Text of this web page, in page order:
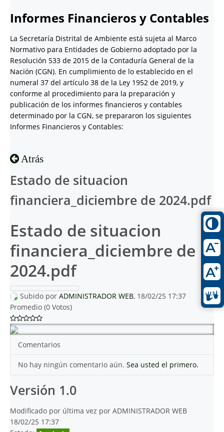
Informes Financieros y Contables
La Secretaría Distrital de Ambiente está sujeta al Marco
Normativo para Entidades de Gobierno adoptado por la
Resolución 533 de 2015 de la Contaduría General de la
Nación (CGN). En cumplimiento de lo establecido en el
numeral 37 del artículo 38 de la Ley 1952 de 2019, y
conforme al procedimiento para la preparación y
publicación de los informes financieros y contables
determinado por la CGN, se prepararon los siguientes
Informes Financieros y Contables:
Atrás
Estado de situacion
financiera_diciembre de 2024.pdf
Estado de situacion
financiera_diciembre de
2024.pdf
Subido por ADMINISTRADOR WEB, 18/02/25 17:37
Promedio (0 Votos)
Comentarios
No hay ningún comentario aún. Sea usted el primero.
Versión 1.0
Modificado por última vez por ADMINISTRADOR WEB
18/02/25 17:37